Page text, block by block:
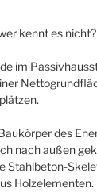
kennt es nicht?
im
des
nach außen
Stahlbeton-
Holzelementen.